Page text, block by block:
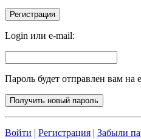
Login или e-mail:
Пароль будет отправлен вам на
Войти | Регистрация | Забыли